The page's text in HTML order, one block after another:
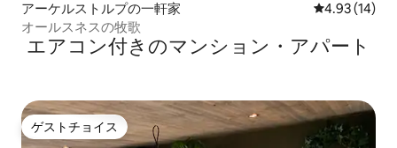
アーケルストルプの一軒家 レビュー14
4.93 (14)
オールスネスの牧歌
エアコン付きのマンション・アパート
ゲストチョイス
ゲストチョイス